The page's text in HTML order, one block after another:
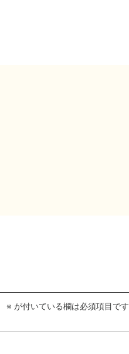
※ が付いている欄は必須項目です